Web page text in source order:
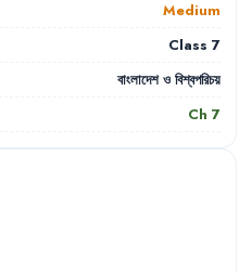
Medium
Class 7
বাংলাদেশ ও বিশ্বপরিচয়
Ch 7